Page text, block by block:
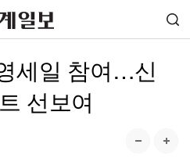
세일 참여…신
선보여